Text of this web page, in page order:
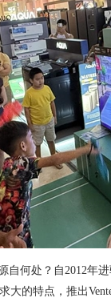
自何处？自2012年
大的特点，推出